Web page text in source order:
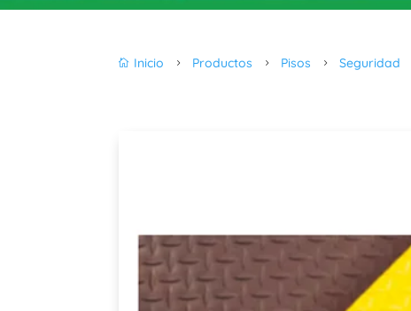
 Inicio 5 Productos 5 Pisos 5 Seguridad